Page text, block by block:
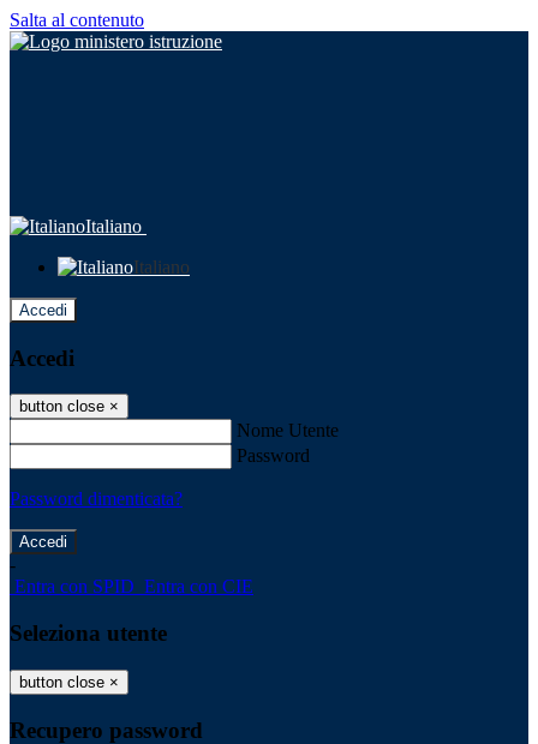
Salta al contenuto
Italiano
Italiano
Accedi
Accedi
button close ×
Nome Utente
Password
Password dimenticata?
-
Entra con SPID Entra con CIE
Seleziona utente
button close ×
Recupero password